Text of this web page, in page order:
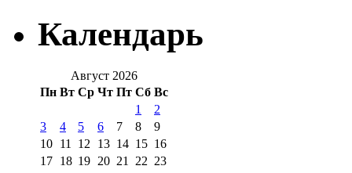
Календарь
Август 2026
Пн Вт Ср Чт Пт Сб Вс
1
2
3
4 5 6 7 8
9
10 11 12 13 14 15 16
17 18 19 20 21 22 23